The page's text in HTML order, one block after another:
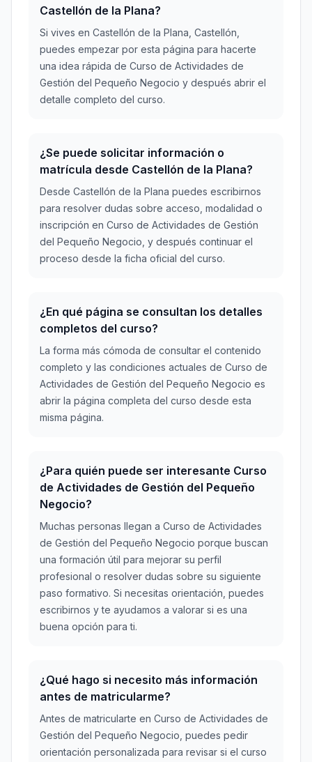
Castellón de la Plana?
Si vives en Castellón de la Plana, Castellón,
puedes empezar por esta página para hacerte
una idea rápida de Curso de Actividades de
Gestión del Pequeño Negocio y después abrir el
detalle completo del curso.
¿Se puede solicitar información o
matrícula desde Castellón de la Plana?
Desde Castellón de la Plana puedes escribirnos
para resolver dudas sobre acceso, modalidad o
inscripción en Curso de Actividades de Gestión
del Pequeño Negocio, y después continuar el
proceso desde la ficha oficial del curso.
¿En qué página se consultan los detalles
completos del curso?
La forma más cómoda de consultar el contenido
completo y las condiciones actuales de Curso de
Actividades de Gestión del Pequeño Negocio es
abrir la página completa del curso desde esta
misma página.
¿Para quién puede ser interesante Curso
de Actividades de Gestión del Pequeño
Negocio?
Muchas personas llegan a Curso de Actividades
de Gestión del Pequeño Negocio porque buscan
una formación útil para mejorar su perfil
profesional o resolver dudas sobre su siguiente
paso formativo. Si necesitas orientación, puedes
escribirnos y te ayudamos a valorar si es una
buena opción para ti.
¿Qué hago si necesito más información
antes de matricularme?
Antes de matricularte en Curso de Actividades de
Gestión del Pequeño Negocio, puedes pedir
orientación personalizada para revisar si el curso